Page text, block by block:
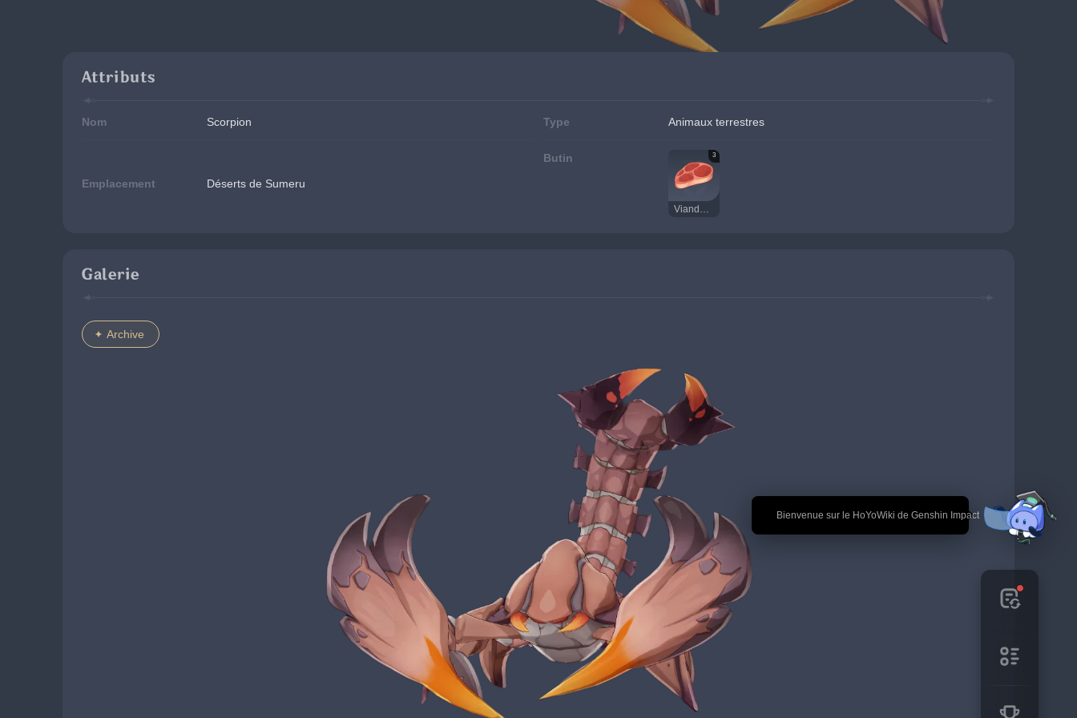
🎉 Bienvenue sur le HoYoWiki de Genshin Impact
Attributs
Nom Scorpion Type Animaux terrestres
Emplacement Déserts de Sumeru
Butin 3
Viande crue
Galerie
Archive